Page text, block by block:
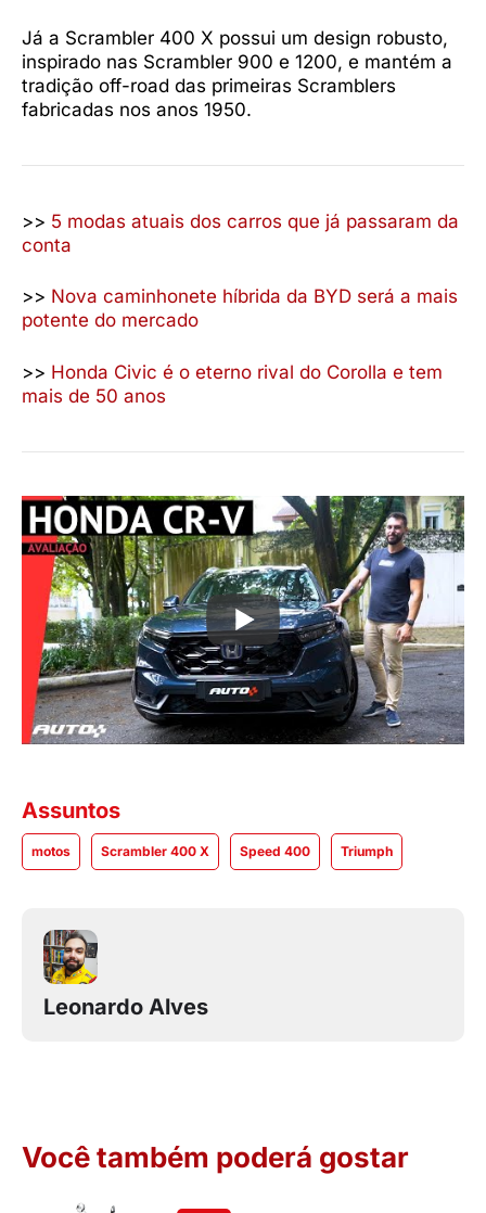
Já a Scrambler 400 X possui um design robusto,
inspirado nas Scrambler 900 e 1200, e mantém a
tradição off-road das primeiras Scramblers
fabricadas nos anos 1950.
>> 5 modas atuais dos carros que já passaram da
conta
>> Nova caminhonete híbrida da BYD será a mais
potente do mercado
>> Honda Civic é o eterno rival do Corolla e tem
mais de 50 anos
Assuntos
motos Scrambler 400 X Speed 400 Triumph
Leonardo Alves
Você também poderá gostar